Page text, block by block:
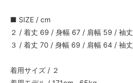
■ SIZE / cm
２ / 着丈 69 / 身幅 67 / 肩幅 59 / 袖
３ / 着丈 70 / 身幅 69 / 肩幅 64 / 袖
着用サイズ / ２